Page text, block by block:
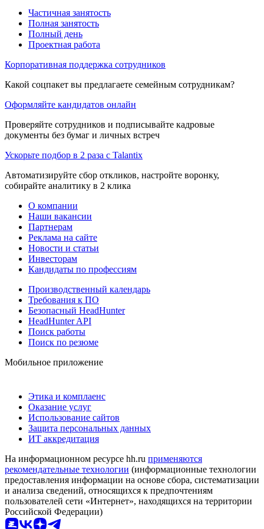
Частичная занятость
Полная занятость
Полный день
Проектная работа
Корпоративная поддержка сотрудников
Какой соцпакет вы предлагаете семейным сотрудникам?
Оформляйте кандидатов онлайн
Проверяйте сотрудников и подписывайте кадровые
документы без бумаг и личных встреч
Ускорьте подбор в 2 раза с Talantix
Автоматизируйте сбор откликов, настройте воронку,
собирайте аналитику в 2 клика
О компании
Наши вакансии
Партнерам
Реклама на сайте
Новости и статьи
Инвесторам
Кандидаты по профессиям
Производственный календарь
Требования к ПО
Безопасный HeadHunter
HeadHunter API
Поиск работы
Поиск по резюме
Мобильное приложение
Этика и комплаенс
Оказание услуг
Использование сайтов
Защита персональных данных
ИТ аккредитация
На информационном ресурсе hh.ru применяются
рекомендательные технологии (информационные технологии
предоставления информации на основе сбора, систематизации
и анализа сведений, относящихся к предпочтениям
пользователей сети «Интернет», находящихся на территории
Российской Федерации)